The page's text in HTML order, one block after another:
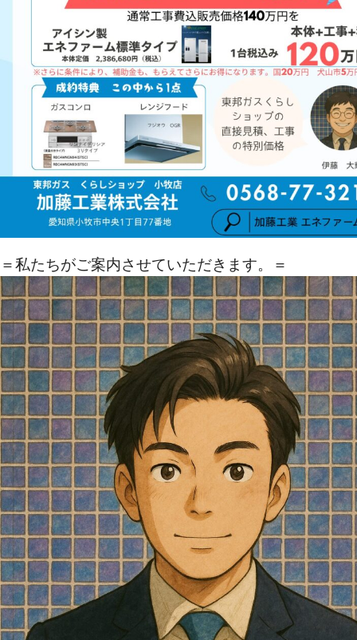
＝私たちがご案内させていただきます。＝